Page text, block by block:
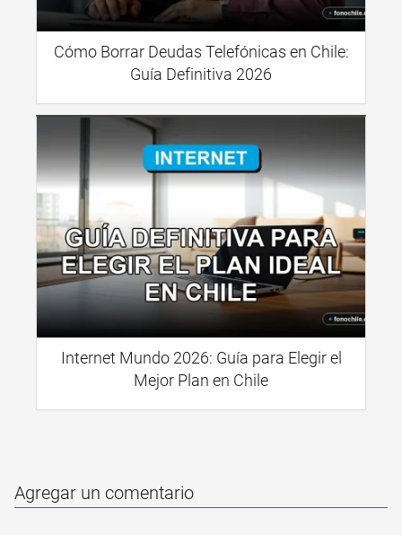
Cómo Borrar Deudas Telefónicas en Chile:
Guía Definitiva 2026
Internet Mundo 2026: Guía para Elegir el
Mejor Plan en Chile
Agregar un comentario